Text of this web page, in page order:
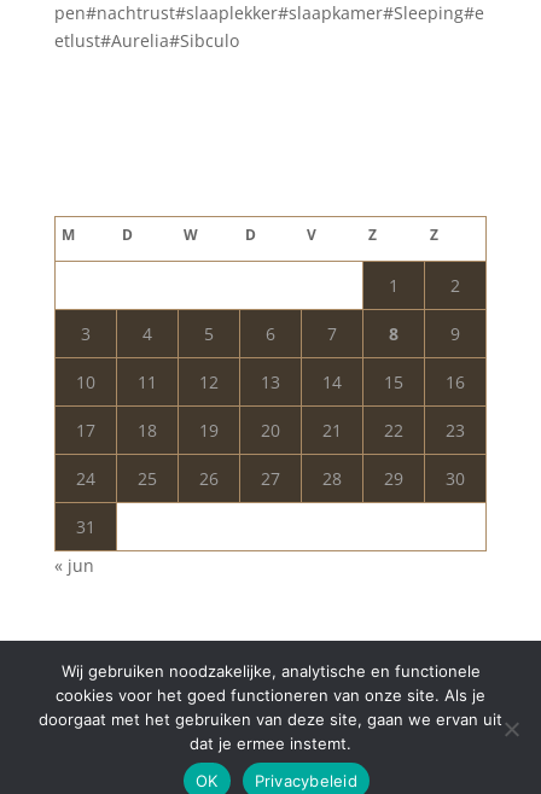
pen#nachtrust#slaaplekker#slaapkamer#Sleeping#e
etlust#Aurelia#Sibculo
M D W D V Z Z
1 2
3 4 5 6 7 8 9
10 11 12 13 14 15 16
17 18 19 20 21 22 23
24 25 26 27 28 29 30
31
« jun
Copyright © 2024 Aurelia Schoonheidssalon | All
Rights Reserved | WebdesignAppdsgn
Wij gebruiken noodzakelijke, analytische en functionele
cookies voor het goed functioneren van onze site. Als je
doorgaat met het gebruiken van deze site, gaan we ervan uit
dat je ermee instemt.
OK
Privacybeleid